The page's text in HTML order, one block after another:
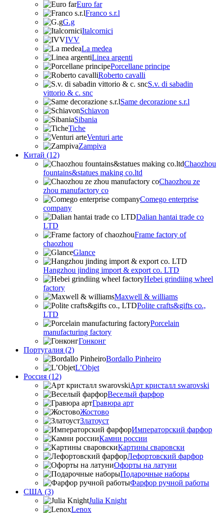
Euro far
Franco s.r.l
G.g
Italcornici
IVV
La medea
Linea argenti
Porcellane principe
Roberto cavalli
S.v. di sabadin
vittorio & c. snc
Same decorazione s.r.l
Schiavon
Sibania
Tiche
Venturi arte
Zampiva
Китай (12)
Chaozhou
fountains&statues making co.ltd
Chaozhou ze
zhou manufactory co
Comego enterprise
company
Dalian hantai trade co
LTD
Frame factory of
chaozhou
Glance
Hangzhou jinding import & export co. LTD
Hebei grindiing wheel
factory
Maxwell & williams
Polite crafts&gifts co.,
LTD
Porcelain
manufacturing factory
Гонконг
Португалия (2)
Bordallo Pinheiro
L’Objet
Россия (12)
Арт кристалл swarovski
Веселый фарфор
Гравюра арт
Жостово
Златоуст
Императорский фарфор
Камни россии
Картины сваровски
Лефортовский фарфор
Офорты на латуни
Подарочные наборы
Фарфор ручной работы
США (3)
Julia Knight
Lenox